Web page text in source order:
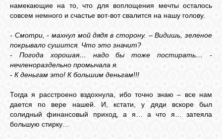
СОННИК
ГОРОСКОП
намекающие на то, что для воплощения мечты осталось
совсем немного и счастье вот-вот свалится на нашу голову.
- Смотри, - махнул мой дядя в сторону. – Видишь, зеленое
покрывало сушится. Что это значит?
- Погода хорошая… надо бы тоже постирать… -
нечленораздельно промычала я.
- К деньгам это! К большим деньгам!!!
Тогда я расстроено вздохнула, ибо точно знаю – все нам
дается по вере нашей. И, кстати, у дяди вскоре был
солидный финансовый приход, а я… а что я… затеяла
большую стирку…